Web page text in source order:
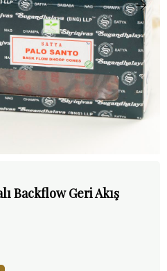
Backflow Geri Akış